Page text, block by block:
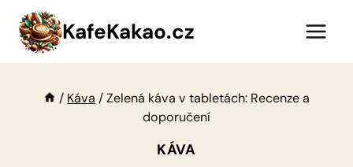
Přeskočit
obsah
KafeKakao.cz
/ Káva /Zelená káva v tabletách: Recenze a
doporučení
KÁVA